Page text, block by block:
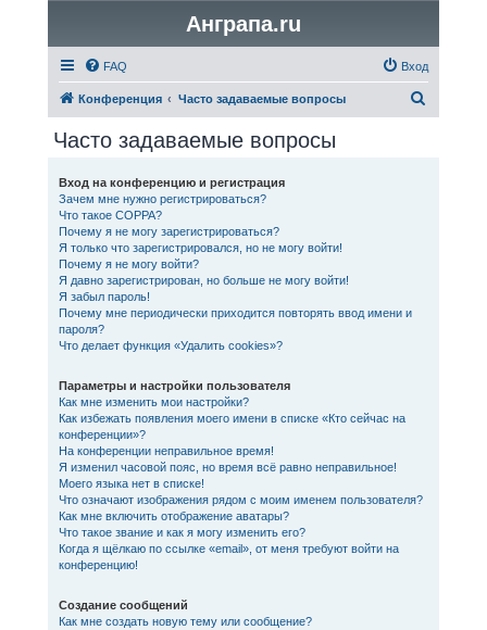
Анграпа.ru
FAQ Вход
Конференция Часто задаваемые вопросы
Часто задаваемые вопросы
Вход на конференцию и регистрация
Зачем мне нужно регистрироваться?
Что такое COPPA?
Почему я не могу зарегистрироваться?
Я только что зарегистрировался, но не могу войти!
Почему я не могу войти?
Я давно зарегистрирован, но больше не могу войти!
Я забыл пароль!
Почему мне периодически приходится повторять ввод имени и
пароля?
Что делает функция «Удалить cookies»?
Параметры и настройки пользователя
Как мне изменить мои настройки?
Как избежать появления моего имени в списке «Кто сейчас на
конференции»?
На конференции неправильное время!
Я изменил часовой пояс, но время всё равно неправильное!
Моего языка нет в списке!
Что означают изображения рядом с моим именем пользователя?
Как мне включить отображение аватары?
Что такое звание и как я могу изменить его?
Когда я щёлкаю по ссылке «email», от меня требуют войти на
конференцию!
Создание сообщений
Как мне создать новую тему или сообщение?